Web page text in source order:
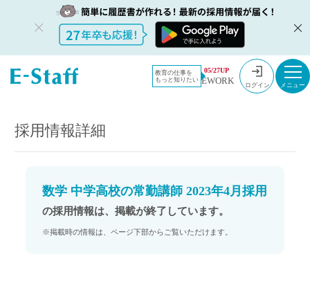
教育の仕事を
もっと知りたい
05/27UP
EWORK ログイン
教員採用情
報のイー・
採用情報
数学 中学高校の常勤講師 2023年4月採用
採用情報詳細
数学 中学高校の常勤講師 2023年4月採用
の採用情報は、掲載が終了しています。
※掲載時の情報は、ページ下部からご覧いただけます。